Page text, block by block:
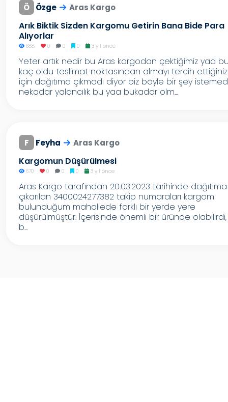
Ö Özge Aras Kargo
Arık Biktik Sizden Kargomu Getirin Bana Bide Para
Alıyorlar
688 0 0 0 3 yıl önce
Yeter artık nedir bu Aras kargodan çektiğimiz yaa
kaç oldu teslimat noktasından almayı tercih ettiğiniz
için dağıtıma çıkmadı diyor biz böyle bir şey
nekadar yalancılık bu yaa bukadar olm...
F Feyha Aras Kargo
Kargomun Düşürülmesi
670 0 0 0 3 yıl önce
Aras Kargo tarafından 20.03.2023 tarihinde dağıtıma
çıkarılan 3400024277382 takip numaraları kargom
bulunduğum mahallede farklı bir yerde yere
düşürülmüştür. İçerisinde önemli bir üründe olabilirdi,
b...